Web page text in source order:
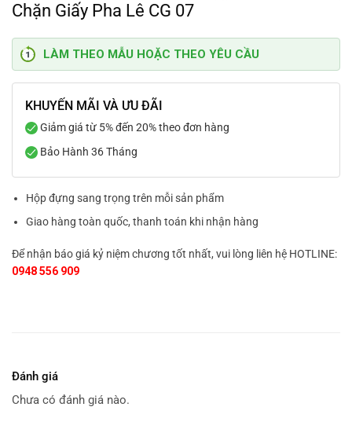
Chặn Giấy Pha Lê CG 07
LÀM THEO MẪU HOẶC THEO YÊU CẦU
KHUYẾN MÃI VÀ ƯU ĐÃI
Giảm giá từ 5% đến 20% theo đơn hàng
Bảo Hành 36 Tháng
Hộp đựng sang trọng trên mỗi sản phẩm
Giao hàng toàn quốc, thanh toán khi nhận hàng
Để nhận báo giá kỷ niệm chương tốt nhất, vui lòng liên hệ HOTLINE:
0948 556 909
Đánh giá
Chưa có đánh giá nào.